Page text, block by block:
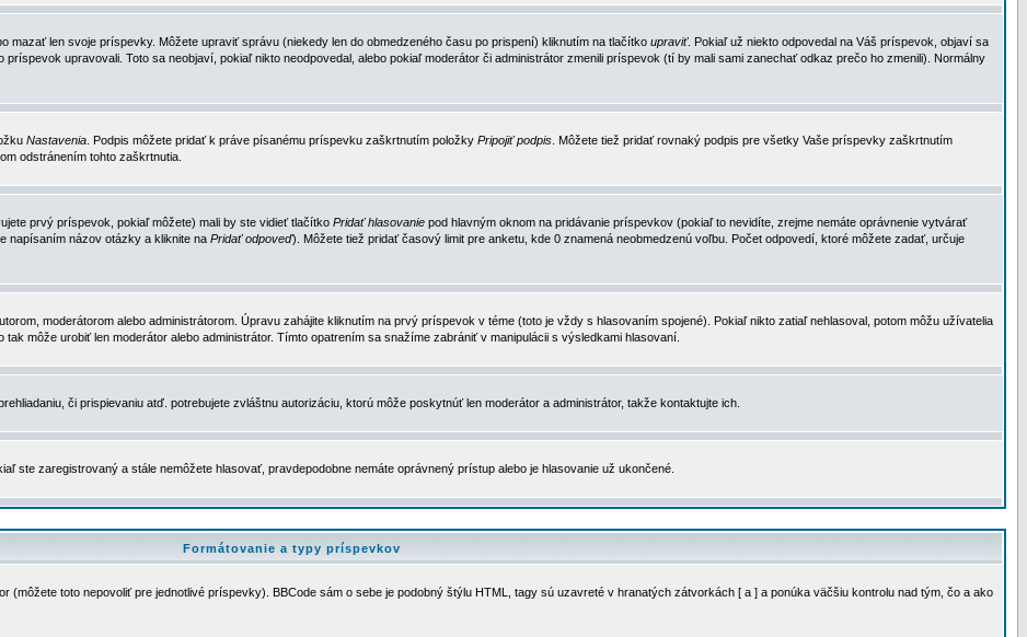
mazať len svoje príspevky. Môžete upraviť správu (niekedy len do obmedzeného času po prispení) kliknutím na tlačítko upraviť. Pokiaľ už niekto odpovedal na Váš príspevok, objaví sa
upravovali. Toto sa neobjaví, pokiaľ nikto neodpovedal, alebo pokiaľ moderátor či administrátor zmenili príspevok (tí by mali sami zanechať odkaz prečo ho zmenili). Normálny
Nastavenia . Podpis môžete pridať k práve písanému príspevku zaškrtnutím položky Pripojiť podpis . Môžete tiež pridať rovnaký podpis pre všetky Vaše príspevky zaškrtnutím
odstránením tohto zaškrtnutia.
prvý príspevok, pokiaľ môžete) mali by ste vidieť tlačítko Pridať hlasovanie pod hlavným oknom na pridávanie príspevkov (pokiaľ to nevidíte, zrejme nemáte oprávnenie vytvárať
napísaním názov otázky a kliknite na Pridať odpoveď). Môžete tiež pridať časový limit pre anketu, kde 0 znamená neobmedzenú voľbu. Počet odpovedí, ktoré môžete zadať, určuje
moderátorom alebo administrátorom. Úpravu zahájite kliknutím na prvý príspevok v téme (toto je vždy s hlasovaním spojené). Pokiaľ nikto zatiaľ nehlasoval, potom môžu užívatelia
môže urobiť len moderátor alebo administrátor. Tímto opatrením sa snažíme zabrániť v manipulácii s výsledkami hlasovaní.
či prispievaniu atď. potrebujete zvláštnu autorizáciu, ktorú môže poskytnúť len moderátor a administrátor, takže kontaktujte ich.
ste zaregistrovaný a stále nemôžete hlasovať, pravdepodobne nemáte oprávnený prístup alebo je hlasovanie už ukončené.
Formátovanie a typy príspevkov
(môžete toto nepovoliť pre jednotlivé príspevky). BBCode sám o sebe je podobný štýlu HTML, tagy sú uzavreté v hranatých zátvorkách [ a ] a ponúka väčšiu kontrolu nad tým, čo a ako